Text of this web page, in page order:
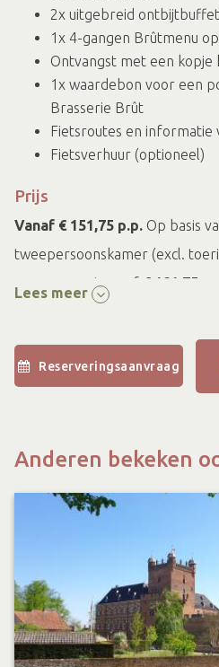
2x uitgebreid ontbijtbuffet
1x 4-gangen Brûtmenu
Ontvangst met een
1x waardebon voor een
Brasserie Brût
Fietsroutes en informatie
Fietsverhuur (optioneel)
Prijs
Vanaf € 151,75 p.p. Op basis
tweepersoonskamer (excl.
arrangement vanaf
€ 181,75 p.p.
Lees meer
Reserveringsaanvraag
Anderen bekeken